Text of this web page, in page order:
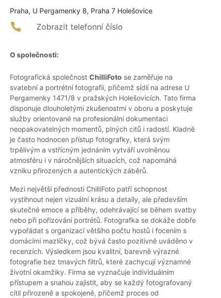
Praha, U Pergamenky 8, Praha 7 Holešovice
Zobrazit telefonní číslo
O společnosti:
Fotografická společnost ChilliFoto se zaměřuje na
svatební a portrétní fotografii, přičemž sídlí na adrese U
Pergamenky 1471/8 v pražských Holešovicích. Tato firma
disponuje dlouholetými zkušenostmi v oboru a poskytuje
služby orientované na profesionální dokumentaci
neopakovatelných momentů, plných citů i radostí. Kladně
je často hodnocen přístup fotografky, která svým
trpělivým a vstřícným jednáním vytváří uvolněnou
atmosféru i v náročnějších situacích, což napomáhá
vzniku přirozených a autentických záběrů.
Mezi největší přednosti ChilliFoto patří schopnost
vystihnout nejen vizuální krásu a detaily, ale především
skutečné emoce a příběhy, odehrávající se během svatby
nebo při pořizování portrétů. Fotografka se dokáže dobře
vypořádat s organizací většího počtu hostů i focením s
domácími mazlíčky, což bývá často pozitivně uváděno v
recenzích. Výsledkem jsou kvalitní, barevně výrazné
fotografie bez tmavých filtrů, které zachycují významné
životní okamžiky. Firma se vyznačuje individuálním
přístupem a snahou zajistit, aby se každý fotografovaný
cítil přirozeně a spokojeně, přičemž proces od